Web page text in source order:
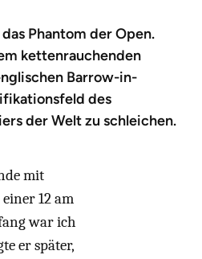
Phantom der Open.
kettenrauchenden
Barrow-in-
des
der Welt zu schleichen.
mit
12 am
war ich
er später,